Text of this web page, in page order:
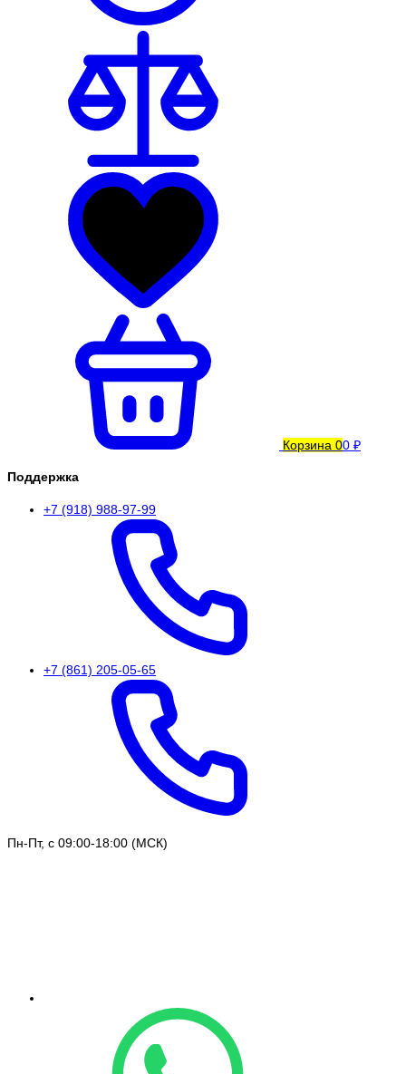
Корзина 00 ₽
Поддержка
+7 (918) 988-97-99
+7 (861) 205-05-65
Пн-Пт, с 09:00-18:00 (МСК)